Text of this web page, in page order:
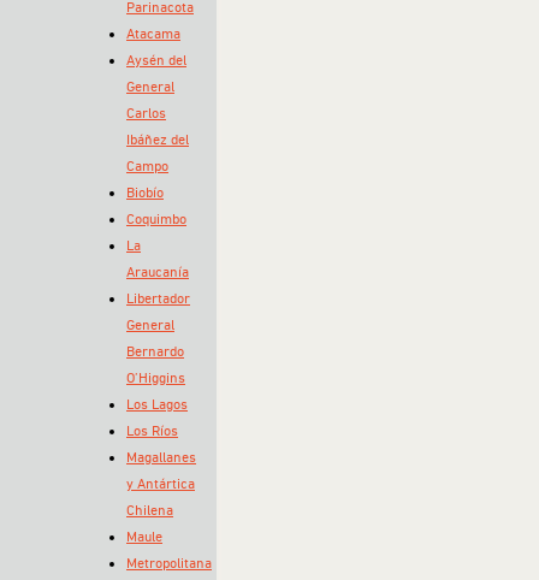
Parinacota
Atacama
Aysén del
General
Carlos
Ibáñez del
Campo
Biobío
Coquimbo
La
Araucanía
Libertador
General
Bernardo
O’Higgins
Los Lagos
Los Ríos
Magallanes
y Antártica
Chilena
Maule
Metropolitana